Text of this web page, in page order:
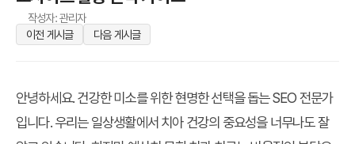
작성자: 관리자
이전 게시글
다음 게시글
안녕하세요. 건강한 미소를 위한 현명한 선택을 돕는 SEO 전문가
입니다. 우리는 일상생활에서 치아 건강의 중요성을 너무나도 잘